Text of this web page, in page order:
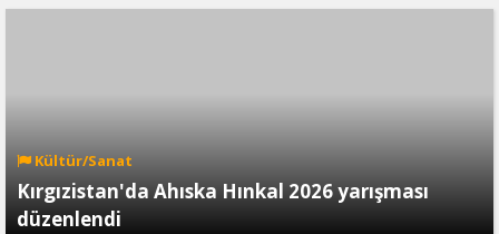
Kültür/Sanat
Kırgızistan'da Ahıska Hınkal 2026 yarışması
düzenlendi